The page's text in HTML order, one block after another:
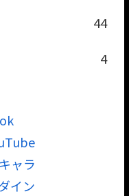
44
4
ャラ
イン